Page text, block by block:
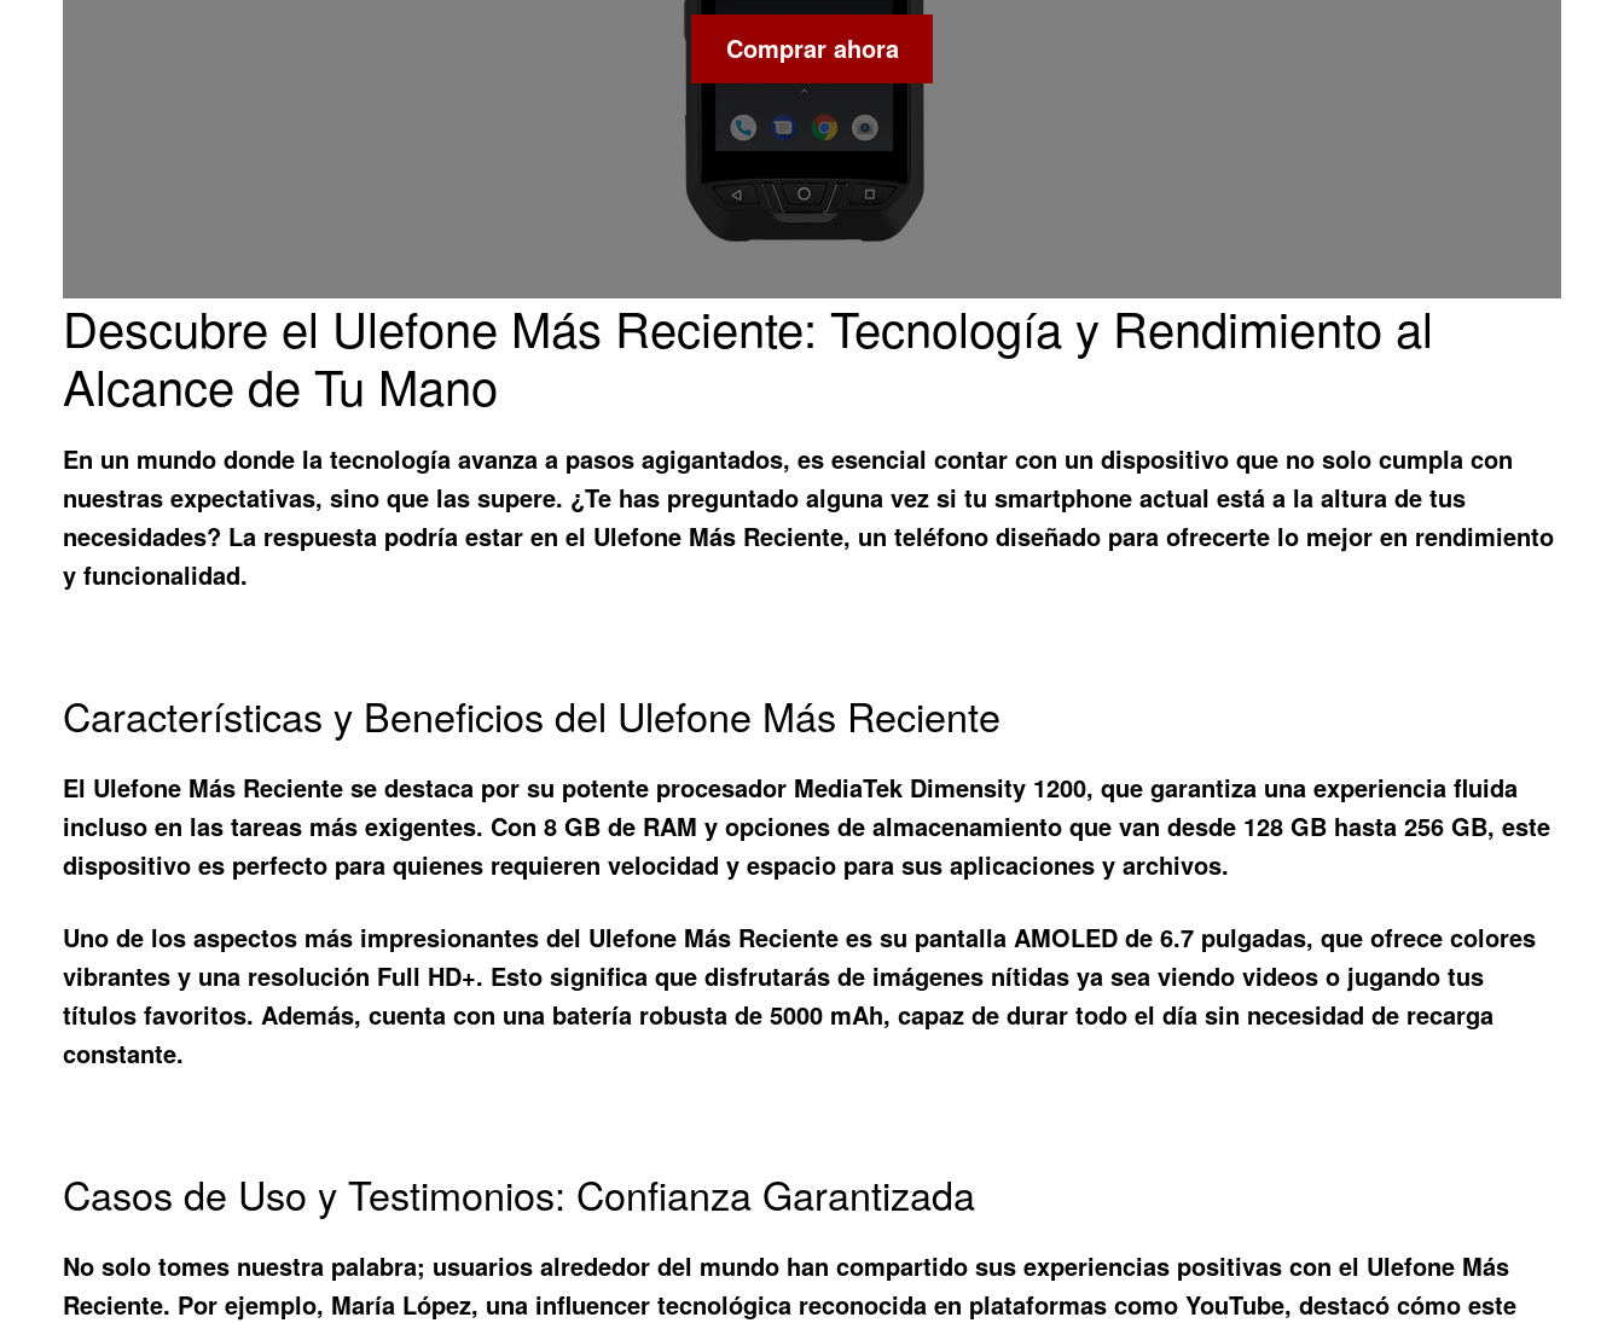
Comprar ahora
Descubre el Ulefone Más Reciente: Tecnología y Rendimiento al
Alcance de Tu Mano
En un mundo donde la tecnología avanza a pasos agigantados, es esencial contar con un dispositivo que no solo cumpla con
nuestras expectativas, sino que las supere. ¿Te has preguntado alguna vez si tu smartphone actual está a la altura de tus
necesidades? La respuesta podría estar en el Ulefone Más Reciente, un teléfono diseñado para ofrecerte lo mejor en rendimiento
y funcionalidad.
Características y Beneficios del Ulefone Más Reciente
El Ulefone Más Reciente se destaca por su potente procesador MediaTek Dimensity 1200, que garantiza una experiencia fluida
incluso en las tareas más exigentes. Con 8 GB de RAM y opciones de almacenamiento que van desde 128 GB hasta 256 GB, este
dispositivo es perfecto para quienes requieren velocidad y espacio para sus aplicaciones y archivos.
Uno de los aspectos más impresionantes del Ulefone Más Reciente es su pantalla AMOLED de 6.7 pulgadas, que ofrece colores
vibrantes y una resolución Full HD+. Esto significa que disfrutarás de imágenes nítidas ya sea viendo videos o jugando tus
títulos favoritos. Además, cuenta con una batería robusta de 5000 mAh, capaz de durar todo el día sin necesidad de recarga
constante.
Casos de Uso y Testimonios: Confianza Garantizada
No solo tomes nuestra palabra; usuarios alrededor del mundo han compartido sus experiencias positivas con el Ulefone Más
Reciente. Por ejemplo, María López, una influencer tecnológica reconocida en plataformas como YouTube, destacó cómo este